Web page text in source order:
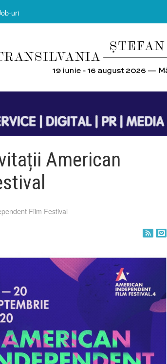
uri
American
Film Festival